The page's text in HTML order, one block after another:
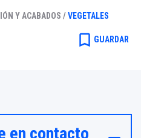
Y ACABADOS /VEGETALES
bookmark_border GUARDAR
en contacto